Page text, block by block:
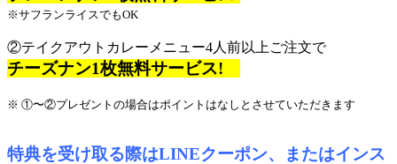
※サフランライスでもOK
②テイクアウトカレーメニュー4人前以上ご注文で
チーズナン1枚無料サービス!
※ ①〜②プレゼントの場合はポイントはなしとさせていただきます
特典を受け取る際はLINEクーポン、またはインス